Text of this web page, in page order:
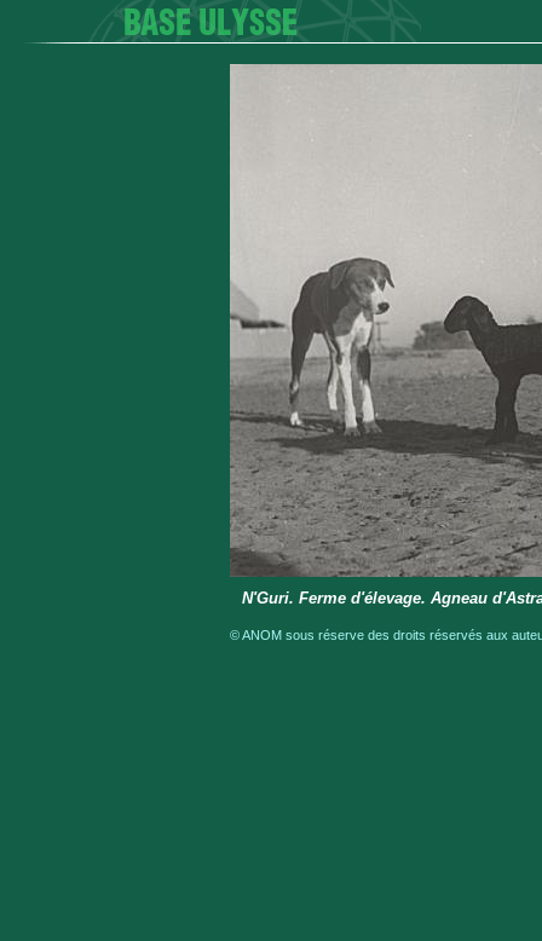
N'Guri. Ferme d'élevage. Agneau
© ANOM sous réserve des droits réservés aux